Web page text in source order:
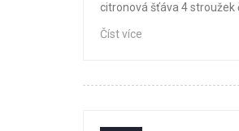
citronová šťáva 4 stroužek
Číst více